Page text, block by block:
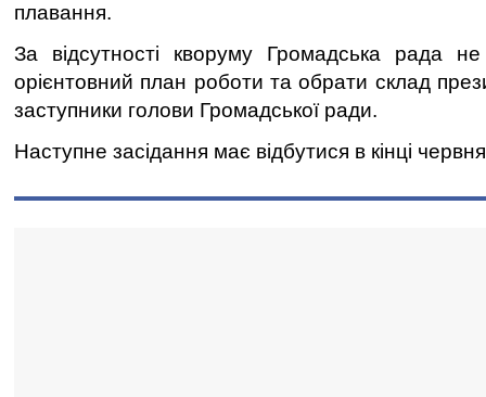
плавання.
За відсутності кворуму Громадська рада
орієнтовний план роботи та обрати склад
заступники голови Громадської ради.
Наступне засідання має відбутися в кінці